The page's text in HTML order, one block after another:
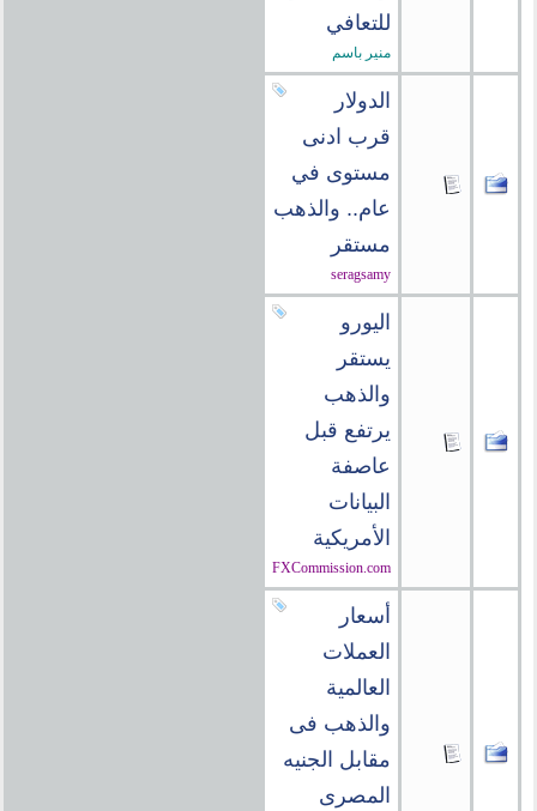
للتعافي
منير باسم
الدولار
قرب ادنى
مستوى في
عام.. والذهب
مستقر
seragsamy
اليورو
يستقر
والذهب
يرتفع قبل
عاصفة
البيانات
الأمريكية
FXCommission.com
أسعار
العملات
العالمية
والذهب فى
مقابل الجنيه
المصرى